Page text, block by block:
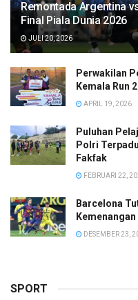
Remontada Argentina
Final Piala Dunia 2026
JULI 20, 2026
Perwakilan
Kemala Run
APRIL 19, 2026
Puluhan
Polri
Fakfak
FEBRUARI 22,
Barcelona
DESEMBER 23,
SPORT